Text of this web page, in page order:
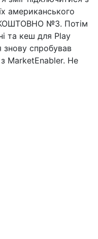
американського
№3. Потім
та кеш для Play
знову спробував
MarketEnabler. Не